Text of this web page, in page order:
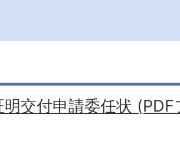
交付申請委任状 (PDF